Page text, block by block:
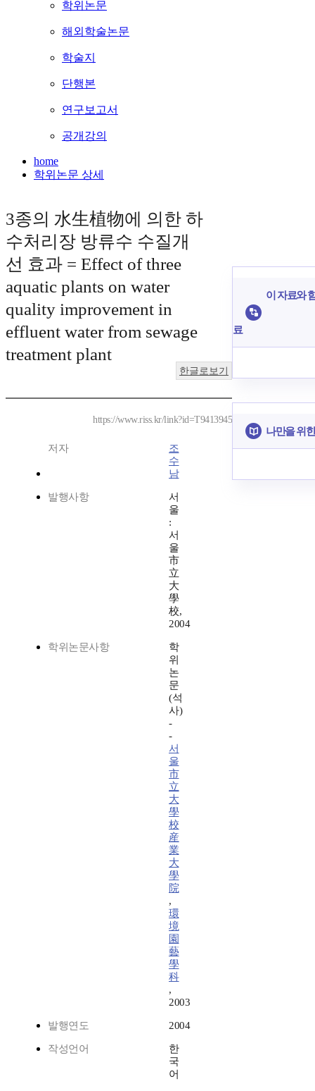
학위논문
해외학술논문
학술지
단행본
연구보고서
공개강의
home
학위논문 상세
3종의 水生植物에 의한 하
수처리장 방류수 수질개
선 효과 = Effect of three
aquatic plants on water
quality improvement in
effluent water from sewage
treatment plant
한글로보기
https://www.riss.kr/link?id=T9413945
저자
조
수
남
발행사항
서
울
:
서
울
市
立
大
學
校,
2004
학위논문사항
학
위
논
문
(석
사)
-
-
서
울
市
立
大
學
校
産
業
大
學
院
,
環
境
園
藝
學
科
,
2003
발행연도 2004
작성언어
한
국
어
이 자료와
료
나만을 위